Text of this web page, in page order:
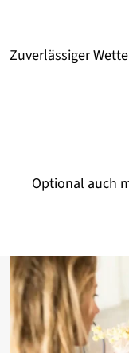
Zuverlässiger
Optional auch